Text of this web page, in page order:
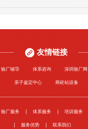
友情链接
验厂辅导 体系咨询 深圳验厂网
亲子鉴定中心 商砼站设备
验厂服务 体系服务 培训服务
服务优势 联系我们